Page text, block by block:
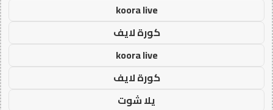
koora live
كورة لايف
koora live
كورة لايف
يلا شوت